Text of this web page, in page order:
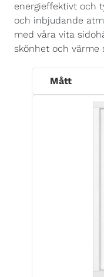
energieffektivt och
och inbjudande
med våra vita
skönhet och värme
Mått